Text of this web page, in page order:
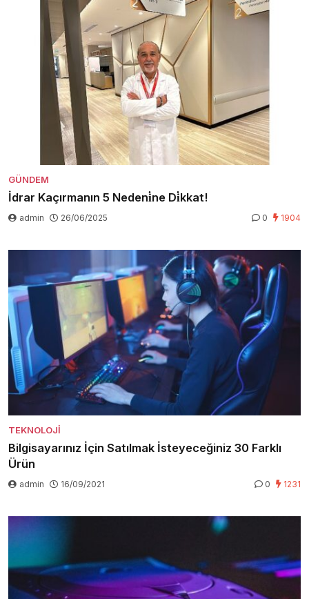
GÜNDEM
İdrar Kaçırmanın 5 Nedeni̇ne Di̇kkat!
admin 26/06/2025 0 1904
TEKNOLOJI
Bilgisayarınız İçin Satılmak İsteyeceğiniz 30 Farklı
Ürün
admin 16/09/2021 0 1231